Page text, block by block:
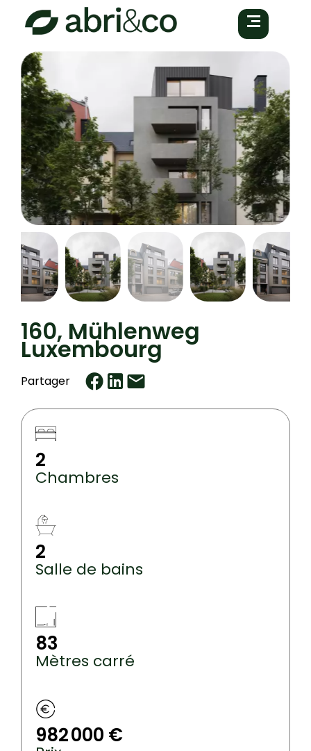
160, Mühlenweg
Luxembourg
Partager
2
Chambres
2
Salle de bains
83
Mètres carré
982 000 €